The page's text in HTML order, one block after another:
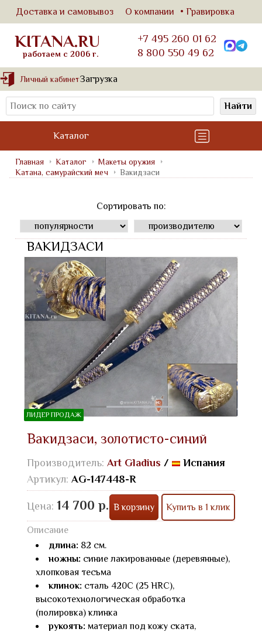
Доставка и самовывоз О компании Гравировка
KITANA.RU
работаем с 2006 г.
+7 495 260 01 62
8 800 550 49 62
Личный кабинетЗагрузка
Найти
Каталог
Главная Каталог
Макеты оружия
Катана, самурайский меч
Вакидзаси
Сортировать по:
ВАКИДЗАСИ
ЛИДЕР ПРОДАЖ
Вакидзаси, золотисто-синий
Производитель: Art Gladius /
Испания
Артикул: AG-147448-R
Цена: 14 700 р. В корзину Купить в 1 клик
Описание
длина: 82 см.
ножны: синие лакированные (деревянные),
хлопковая тесьма
клинок: сталь 420С (25 HRC),
высокотехнологическая обработка
(полировка) клинка
рукоять: материал под кожу ската,